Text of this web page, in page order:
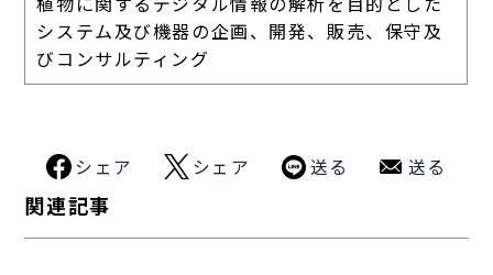
システム及び機器の企画、開発、販売、保守及
びコンサルティング
シェア シェア 送る 送る
関連記事